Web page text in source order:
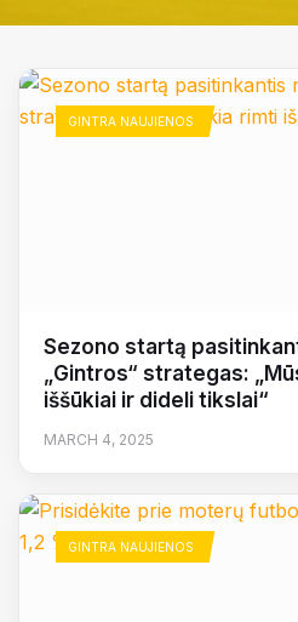
GINTRA NAUJIENOS
Sezono startą
„Gintros“ strategas:
iššūkiai ir dideli tikslai“
MARCH 4, 2025
GINTRA NAUJIENOS